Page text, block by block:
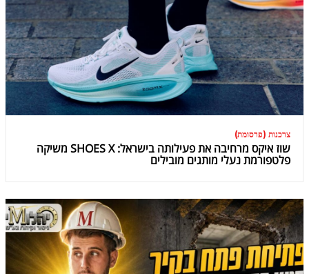
צרכנות (פרסומת)
שוז איקס מרחיבה את פעילותה בישראל: SHOES X משיקה
פלטפורמת נעלי מותגים מובילים